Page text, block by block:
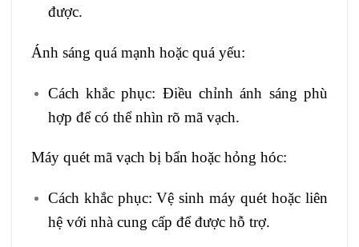
được.
Ánh sáng quá mạnh hoặc quá yếu:
Cách khắc phục: Điều chỉnh ánh sáng phù
hợp để có thể nhìn rõ mã vạch.
Máy quét mã vạch bị bẩn hoặc hỏng hóc:
Cách khắc phục: Vệ sinh máy quét hoặc liên
hệ với nhà cung cấp để được hỗ trợ.